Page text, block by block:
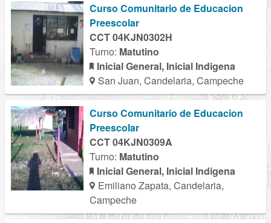
Curso Comunitario de Educacion
Preescolar
CCT 04KJN0302H
Turno: Matutino
Inicial General, Inicial Indigena
San Juan, Candelaria, Campeche
Curso Comunitario de Educacion
Preescolar
CCT 04KJN0309A
Turno: Matutino
Inicial General, Inicial Indigena
Emiliano Zapata, Candelaria,
Campeche